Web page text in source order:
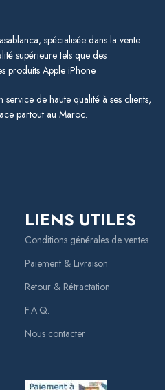
spécialisée dans la vente
supérieure tels que des
produits Apple iPhone.
de haute qualité à ses clients,
partout au Maroc.
LIENS UTILES
Conditions générales de ventes
Paiement & Livraison
Retour & Rétractation
F.A.Q.
Nous contacter